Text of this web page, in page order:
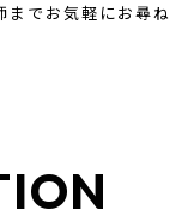
でお気軽にお尋ね